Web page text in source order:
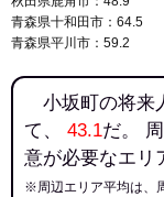
青森県十和田市：64.5
青森県平川市：59.2
小坂町の将来
て、 43.1だ。
意が必要なエリ
※周辺エリア平均は、